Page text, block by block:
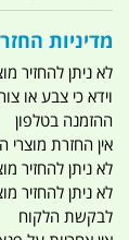
מדיניות
לא ניתן להחזיר
וידא כי צבע או
ההזמנה בטלפון
אין החזרת מוצרי
לא ניתן להחזיר
לא ניתן להחזיר
לבקשת הלקוח